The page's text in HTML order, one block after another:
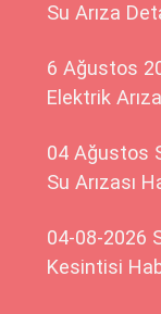
Su Arıza
6 Ağustos
Elektrik
04 Ağustos
Su Arızası
04-08-2026
Kesintisi